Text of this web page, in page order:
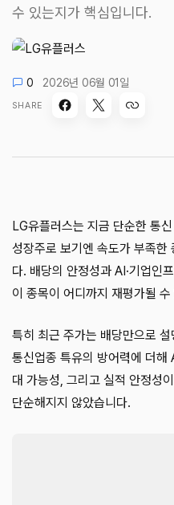
수 있는지가 핵심입니다.
0 2026년 06월 01일
SHARE
LG유플러스는 지금 단순한 통
성장주로 보기엔 속도가 부족한
다. 배당의 안정성과 AI·기업인
이 종목이 어디까지 재평가될
특히 최근 주가는 배당만으로
통신업종 특유의 방어력에 더
대 가능성, 그리고 실적 안정성
단순해지지 않았습니다.